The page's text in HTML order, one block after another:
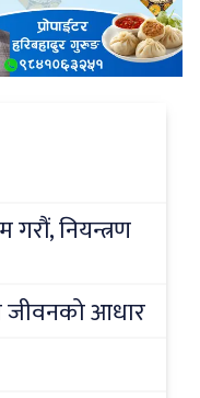
गरौं, नियन्त्रण
जीवनको आधार